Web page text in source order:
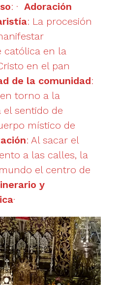
: · Adoración
: La procesión
católica en la
en el pan
de la comunidad:
torno a la
el sentido de
místico de
: Al sacar el
a las calles, la
el centro de
y
·